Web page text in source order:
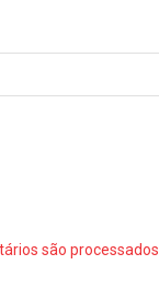
são processados